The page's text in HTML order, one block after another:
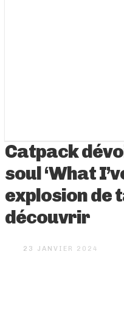
Catpack
soul ‘What
explosion de
découvrir
23 JANVIER 2024